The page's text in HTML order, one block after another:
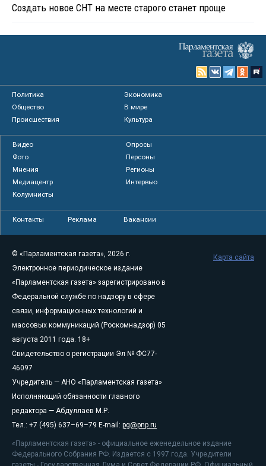
Создать новое СНТ на месте старого станет проще
Политика
Экономика
Общество
В мире
Происшествия
Культура
Видео
Опросы
Фото
Персоны
Мнения
Регионы
Медиацентр
Интервью
Колумнисты
Контакты Реклама Вакансии
© «Парламентская газета», 2026 г.
Электронное периодическое издание
«Парламентская газета» зарегистрировано в
Федеральной службе по надзору в сфере
связи, информационных технологий и
массовых коммуникаций (Роскомнадзор) 05
августа 2011 года. 18+
Свидетельство о регистрации Эл № ФС77-
46097
Учредитель — АНО «Парламентская газета»
Исполняющий обязанности главного
редактора — Абдуллаев М.Р.
Тел.: +7 (495) 637–69–79 E-mail: pg@pnp.ru
«Парламентская газета» - официальное еженедельное издание
Федерального Собрания РФ. Издается с 1997 года. Учредители
Карта сайта